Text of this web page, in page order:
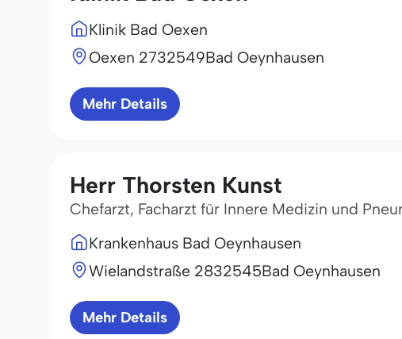
Klinik Bad Oexen
Oexen 2732549Bad Oeynhausen
Mehr Details
Herr Thorsten Kunst
Chefarzt, Facharzt für Innere Medizin und
Krankenhaus Bad Oeynhausen
Wielandstraße 2832545Bad Oeynhausen
Mehr Details